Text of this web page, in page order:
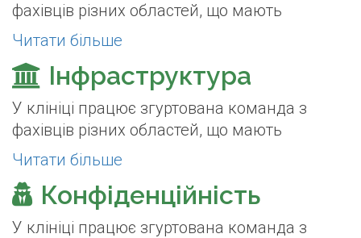
фахівців різних областей, що мають
Читати більше
Інфраструктура
У клініці працює згуртована команда з
фахівців різних областей, що мають
Читати більше
Конфіденційність
У клініці працює згуртована команда з